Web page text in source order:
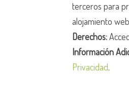
terceros para
alojamiento
Derechos:
Información
Privacidad.